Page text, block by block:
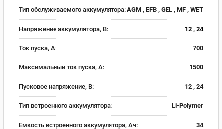
Тип обслуживаемого аккумулятора:AGM , EFB , GEL , MF , WET
Напряжение аккумулятора, В: 12 , 24
Ток пуска, А: 700
Максимальный ток пуска, А: 1500
Пусковое напряжение, В: 12 , 24
Тип встроенного аккумулятора: Li-Polymer
Емкость встроенного аккумулятора, Ач: 34